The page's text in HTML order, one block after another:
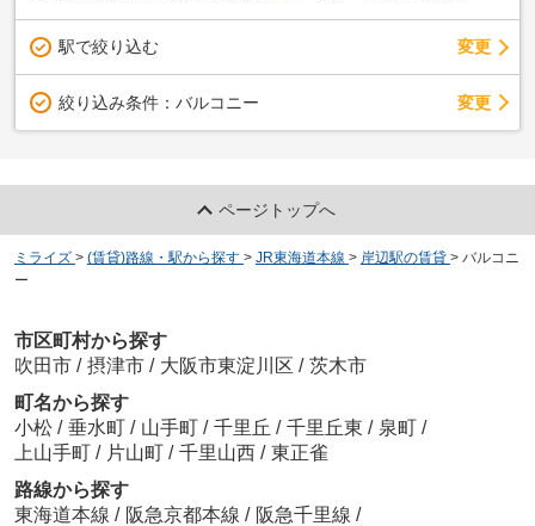
駅で絞り込む 変更
絞り込み条件： バルコニー 変更
ページトップへ
ミライズ > (賃貸)路線・駅から探す > JR東海道本線 > 岸辺駅の賃貸 > バルコニ
ー
市区町村から探す
吹田市 / 摂津市 / 大阪市東淀川区 / 茨木市
町名から探す
小松 / 垂水町 / 山手町 / 千里丘 / 千里丘東 / 泉町 /
上山手町 / 片山町 / 千里山西 / 東正雀
路線から探す
東海道本線 / 阪急京都本線 / 阪急千里線 /